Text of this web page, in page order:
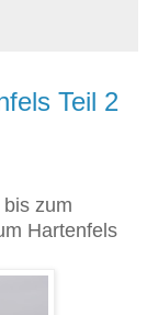
Teil 2
zum
Hartenfels